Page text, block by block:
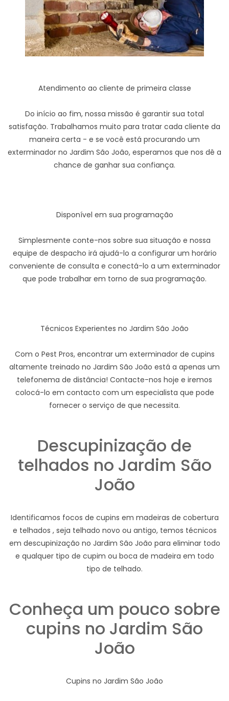
Atendimento ao cliente de primeira classe
Do início ao fim, nossa missão é garantir sua total
satisfação. Trabalhamos muito para tratar cada cliente da
maneira certa - e se você está procurando um
exterminador no Jardim São João, esperamos que nos dê a
chance de ganhar sua confiança.
Disponível em sua programação
Simplesmente conte-nos sobre sua situação e nossa
equipe de despacho irá ajudá-lo a configurar um horário
conveniente de consulta e conectá-lo a um exterminador
que pode trabalhar em torno de sua programação.
Técnicos Experientes no Jardim São João
Com o Pest Pros, encontrar um exterminador de cupins
altamente treinado no Jardim São João está a apenas um
telefonema de distância! Contacte-nos hoje e iremos
colocá-lo em contacto com um especialista que pode
fornecer o serviço de que necessita.
Descupinização de
telhados no Jardim São
João
Identificamos focos de cupins em madeiras de cobertura
e telhados , seja telhado novo ou antigo, temos técnicos
em descupinização no Jardim São João para eliminar todo
e qualquer tipo de cupim ou boca de madeira em todo
tipo de telhado.
Conheça um pouco sobre
cupins no Jardim São
João
Cupins no Jardim São João